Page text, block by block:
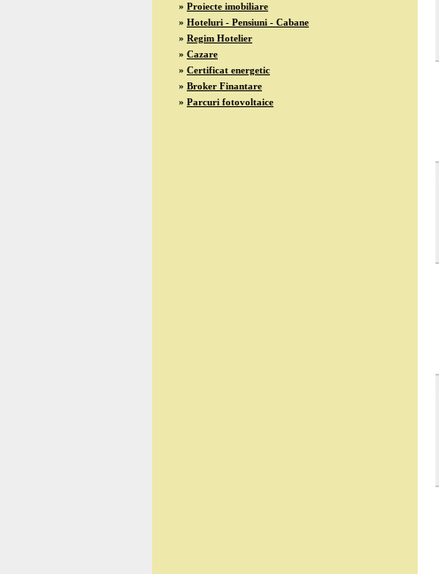
» Proiecte imobiliare
» Hoteluri - Pensiuni - Cabane
» Regim Hotelier
» Cazare
» Certificat energetic
» Broker Finantare
» Parcuri fotovoltaice